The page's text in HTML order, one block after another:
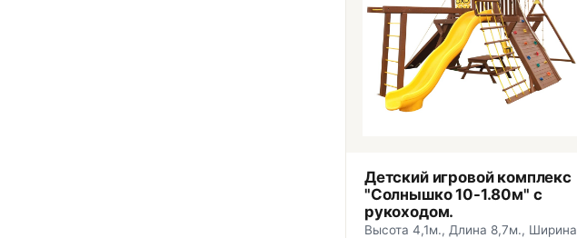
Детский игровой комплекс
"Солнышко 10-1.80м" с
рукоходом.
Высота 4,1м., Длина 8,7м., Ширина